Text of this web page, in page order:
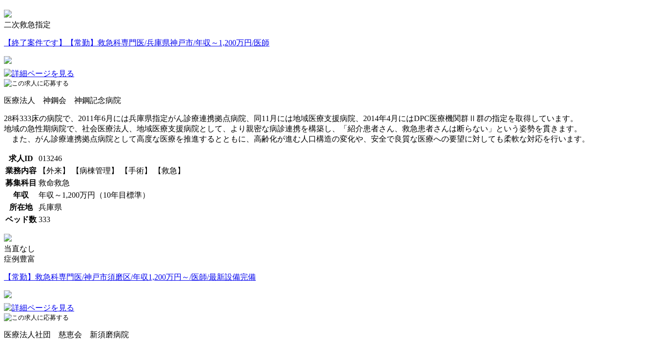
二次救急指定
【終了案件です】【常勤】救急科専門医/兵庫県神戸市/年収～1,200万円/医師
医療法人 神鋼会 神鋼記念病院
28科333床の病院で、2011年6月には兵庫県指定がん診療連携拠点病院、同11月には地域医療支援病院、2014年4月にはDPC医療機関群Ⅱ群の指定を取得しています。
地域の急性期病院で、社会医療法人、地域医療支援病院として、より親密な病診連携を構築し、「紹介患者さん、救急患者さんは断らない」という姿勢を貫きます。
また、がん診療連携拠点病院として高度な医療を推進するとともに、高齢化が進む人口構造の変化や、安全で良質な医療への要望に対しても柔軟な対応を行います。
求人ID
013246
業務内容
【外来】 【病棟管理】 【手術】 【救急】
募集科目 救命救急
年収
年収～1,200万円（10年目標準）
所在地
兵庫県
ベッド数 333
当直なし
症例豊富
【常勤】救急科専門医/神戸市須磨区/年収1,200万円～/医師/最新設備完備
医療法人社団 慈恵会 新須磨病院